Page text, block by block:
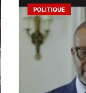
POLITIQUE